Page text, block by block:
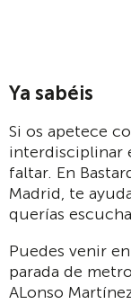
Ya sabéis
Si os apetece
interdisciplinar
faltar. En
Madrid, te
querías
Puedes venir
parada de
ALonso